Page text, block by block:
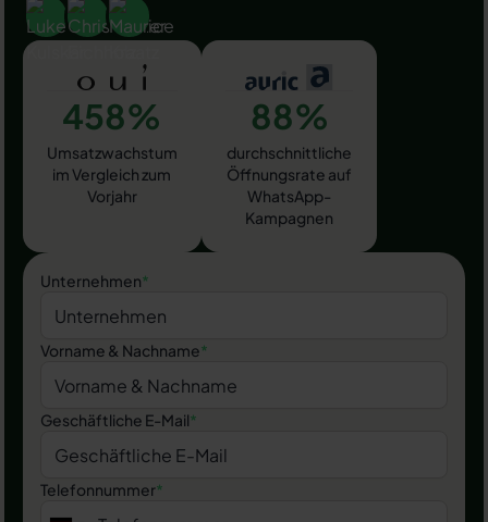
458%
Umsatzwachstum
im Vergleich zum
Vorjahr
88%
durchschnittliche
Öffnungsrate auf
WhatsApp-
Kampagnen
Unternehmen*
Vorname & Nachname*
Geschäftliche E-Mail*
Telefonnummer*